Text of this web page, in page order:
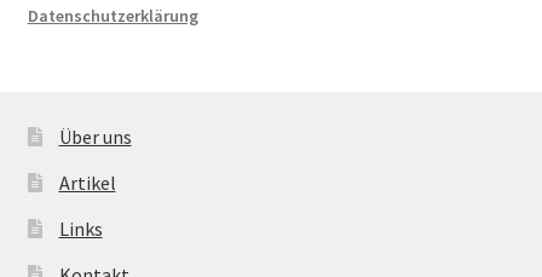
Datenschutzerklärung
Über uns
Artikel
Links